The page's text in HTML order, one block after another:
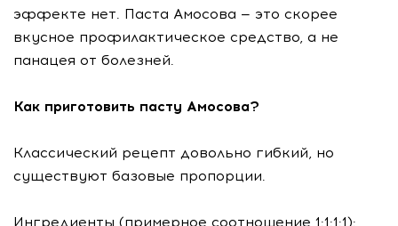
эффекте нет. Паста Амосова — это скорее
вкусное профилактическое средство, а не
панацея от болезней.
Как приготовить пасту Амосова?
Классический рецепт довольно гибкий, но
существуют базовые пропорции.
Ингредиенты (примерное соотношение 1:1:1:1):